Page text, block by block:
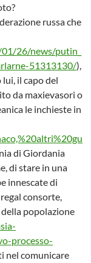
russa che
26/news/putin_
51313130/),
il capo del
da maxievasori o
le inchieste in
di Giordania
di stare in una
innescate di
consorte,
popolazione
processo-
nel comunicare